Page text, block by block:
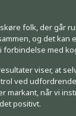
folk, der går
og det kan
med
viser, at
ved
markant, når vi
positivt.